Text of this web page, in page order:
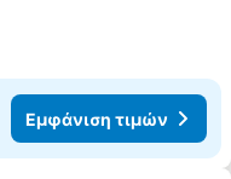
Εμφάνιση τιμών